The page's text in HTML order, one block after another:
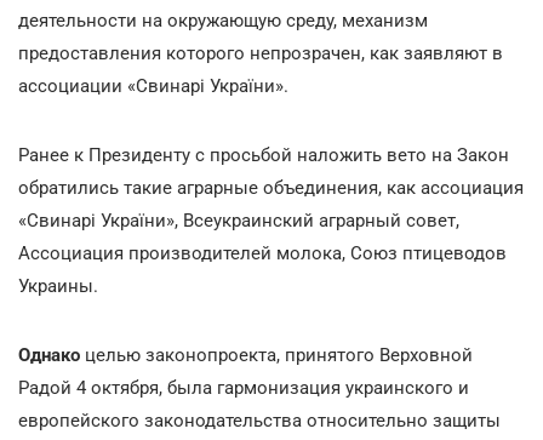
деятельности на окружающую среду, механизм
предоставления которого непрозрачен, как заявляют в
ассоциации «Свинарі України».
Ранее к Президенту с просьбой наложить вето на Закон
обратились такие аграрные объединения, как ассоциация
«Свинарі України», Всеукраинский аграрный совет,
Ассоциация производителей молока, Союз птицеводов
Украины.
Однако целью законопроекта, принятого Верховной
Радой 4 октября, была гармонизация украинского и
европейского законодательства относительно защиты